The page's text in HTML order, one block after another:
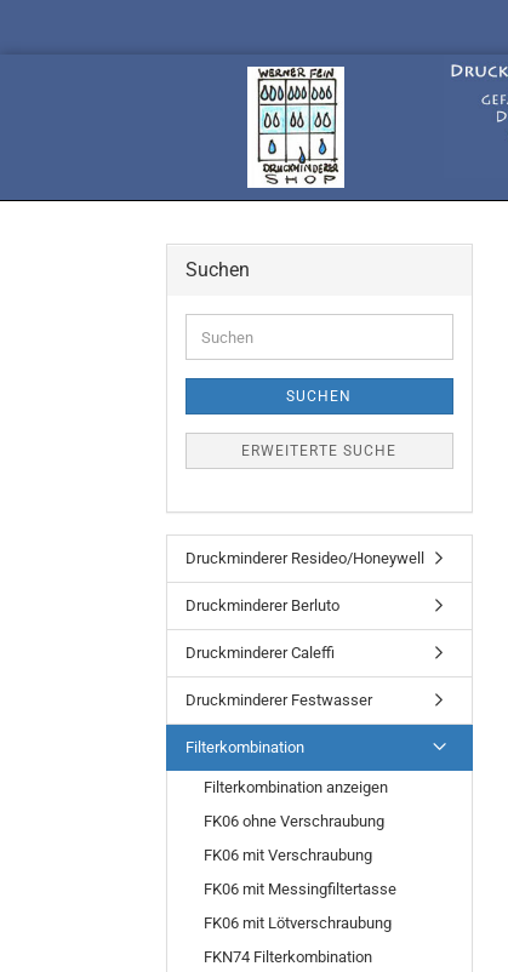
Suchen
SUCHEN
ERWEITERTE SUCHE
Druckminderer Resideo/Honeywell
Druckminderer Berluto
Druckminderer Caleffi
Druckminderer Festwasser
Filterkombination
Filterkombination anzeigen
FK06 ohne Verschraubung
FK06 mit Verschraubung
FK06 mit Messingfiltertasse
FK06 mit Lötverschraubung
FKN74 Filterkombination